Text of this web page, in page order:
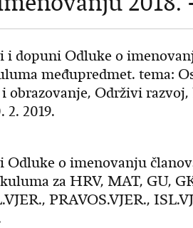
i dopuni Odluke o
međupredmet. tema:
obrazovanje, Održivi
2019.
Odluke o imenovanju
za HRV, MAT, GU,
PRAVOS.VJER.,